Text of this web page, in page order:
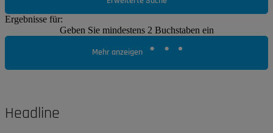
Ergebnisse für:
Geben Sie mindestens 2 Buchstaben ein
Mehr anzeigen
Headline